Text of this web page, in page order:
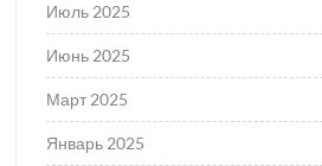
Июль 2025
Июнь 2025
Март 2025
Январь 2025